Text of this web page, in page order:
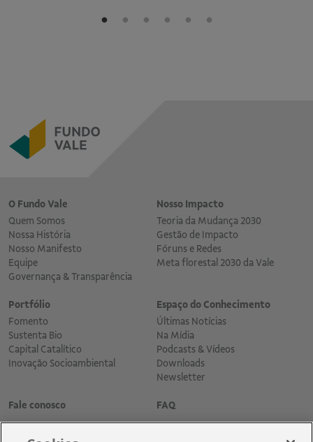
O Fundo Vale
Quem Somos
Nossa História
Nosso Manifesto
Equipe
Governança & Transparência
Nosso Impacto
Teoria da Mudança 2030
Gestão de Impacto
Fóruns e Redes
Meta florestal 2030 da Vale
Portfólio
Fomento
Sustenta Bio
Capital Catalítico
Inovação Socioambiental
Espaço do Conhecimento
Últimas Notícias
Na Mídia
Podcasts & Vídeos
Downloads
Newsletter
Fale conosco FAQ